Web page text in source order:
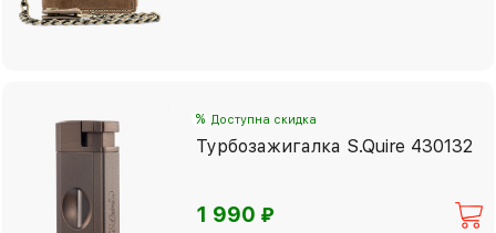
% Доступна скидка
Турбозажигалка S.Quire 430132
1 990⃏